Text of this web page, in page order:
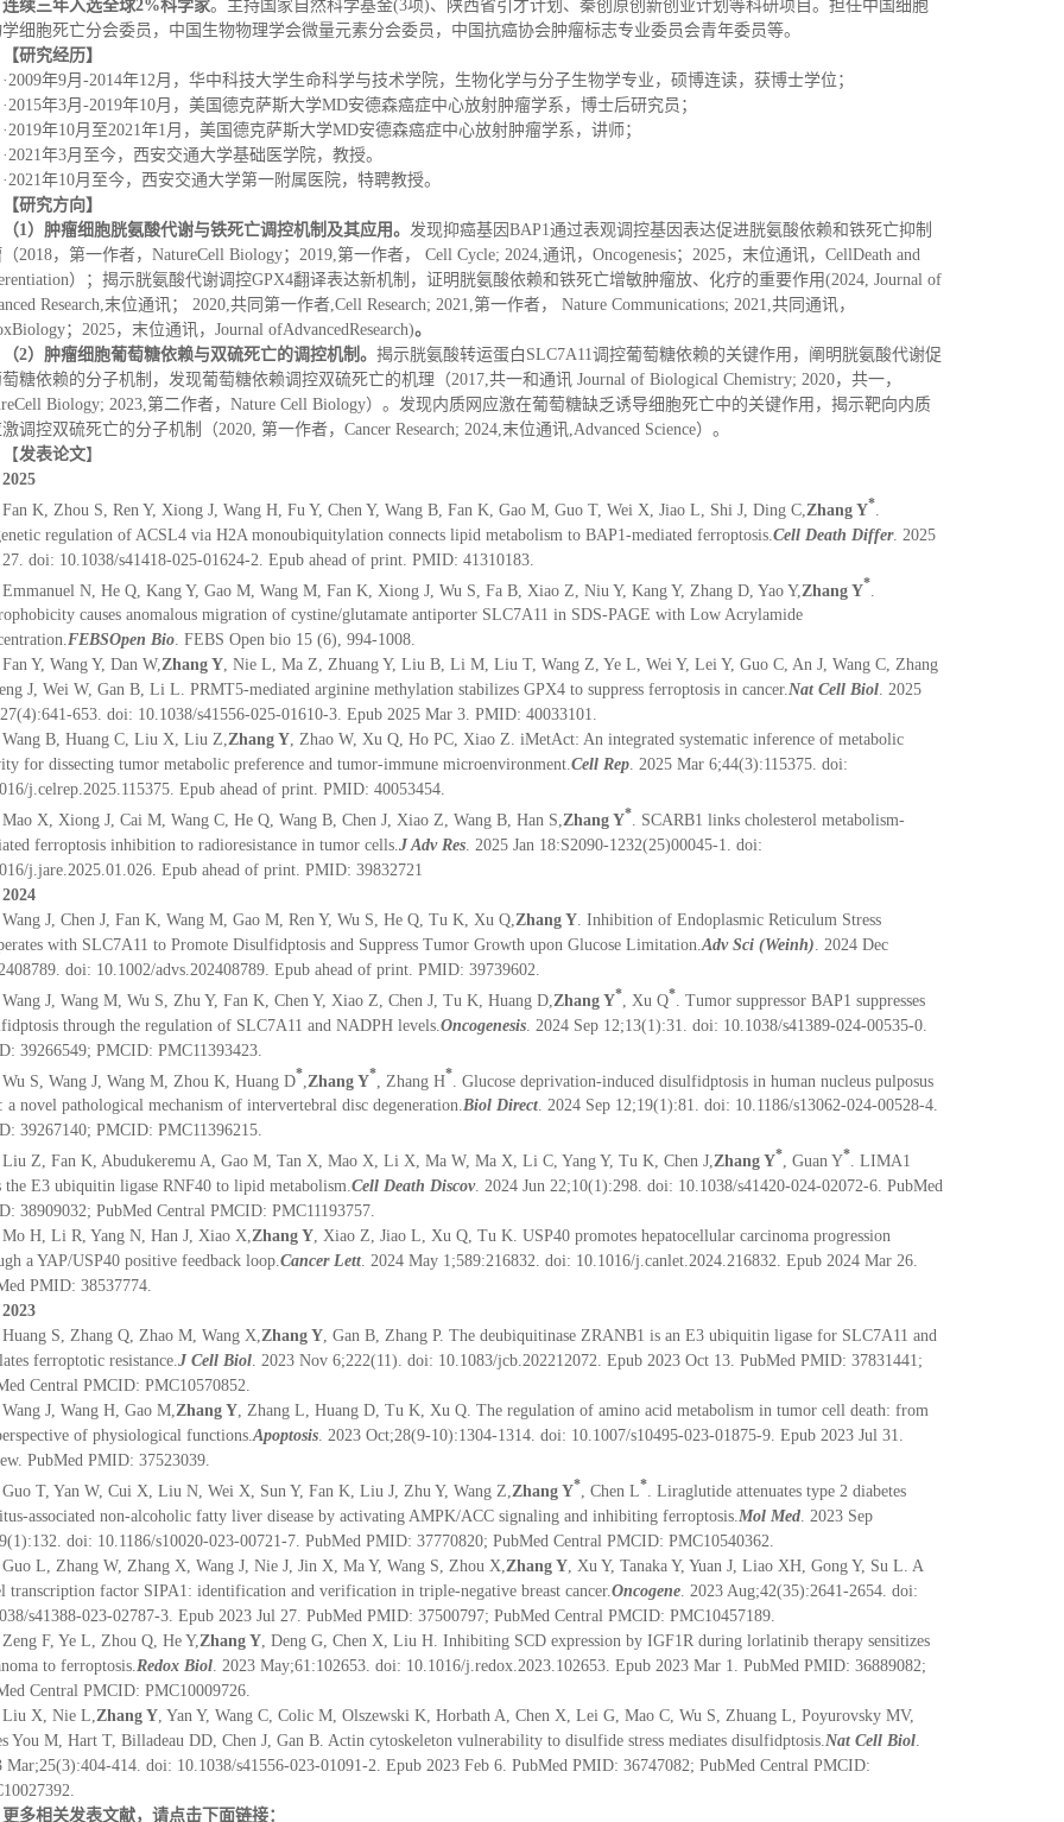
连续三年入选全球2%科学家。主持国家自然科学基金(3项)、陕西省引才计划、秦创原创新创业计划等科研项目。担任中国细胞
细胞死亡分会委员，中国生物物理学会微量元素分会委员，中国抗癌协会肿瘤标志专业委员会青年委员等。
【研究经历】
·2009年9月-2014年12月，华中科技大学生命科学与技术学院，生物化学与分子生物学专业，硕博连读，获博士学位；
·2015年3月-2019年10月，美国德克萨斯大学MD安德森癌症中心放射肿瘤学系，博士后研究员；
·2019年10月至2021年1月，美国德克萨斯大学MD安德森癌症中心放射肿瘤学系，讲师；
·2021年3月至今，西安交通大学基础医学院，教授。
·2021年10月至今，西安交通大学第一附属医院，特聘教授。
【研究方向】
（1）肿瘤细胞胱氨酸代谢与铁死亡调控机制及其应用。 发现抑癌基因BAP1通过表观调控基因表达促进胱氨酸依赖和铁死亡抑制
2018，第一作者，NatureCell Biology；2019,第一作者， Cell Cycle; 2024,通讯，Oncogenesis；2025，末位通讯，CellDeath and
）；揭示胱氨酸代谢调控GPX4翻译表达新机制，证明胱氨酸依赖和铁死亡增敏肿瘤放、化疗的重要作用(2024, Journal of
Research,末位通讯； 2020,共同第一作者,Cell Research; 2021,第一作者， Nature Communications; 2021,共同通讯，
；2025，末位通讯，Journal ofAdvancedResearch)。
（2）肿瘤细胞葡萄糖依赖与双硫死亡的调控机制。 揭示胱氨酸转运蛋白SLC7A11调控葡萄糖依赖的关键作用，阐明胱氨酸代谢促
糖依赖的分子机制，发现葡萄糖依赖调控双硫死亡的机理（2017,共一和通讯 Journal of Biological Chemistry; 2020，共一，
Biology; 2023,第二作者，Nature Cell Biology）。发现内质网应激在葡萄糖缺乏诱导细胞死亡中的关键作用，揭示靶向内质
调控双硫死亡的分子机制（2020, 第一作者，Cancer Research; 2024,末位通讯,Advanced Science）。
【发表论文】
2025
Fan K, Zhou S, Ren Y, Xiong J, Wang H, Fu Y, Chen Y, Wang B, Fan K, Gao M, Guo T, Wei X, Jiao L, Shi J, Ding C, Zhang Y*
regulation of ACSL4 via H2A monoubiquitylation connects lipid metabolism to BAP1-mediated ferroptosis. Cell Death Differ. 2025
doi: 10.1038/s41418-025-01624-2. Epub ahead of print. PMID: 41310183.
Emmanuel N, He Q, Kang Y, Gao M, Wang M, Fan K, Xiong J, Wu S, Fa B, Xiao Z, Niu Y, Kang Y, Zhang D, Yao Y, Zhang Y*
causes anomalous migration of cystine/glutamate antiporter SLC7A11 in SDS-PAGE with Low Acrylamide
FEBSOpen Bio. FEBS Open bio 15 (6), 994-1008.
Fan Y, Wang Y, Dan W,Zhang Y, Nie L, Ma Z, Zhuang Y, Liu B, Li M, Liu T, Wang Z, Ye L, Wei Y, Lei Y, Guo C, An J, Wang C, Zhang
J, Wei W, Gan B, Li L. PRMT5-mediated arginine methylation stabilizes GPX4 to suppress ferroptosis in cancer.Nat Cell Biol. 2025
653. doi: 10.1038/s41556-025-01610-3. Epub 2025 Mar 3. PMID: 40033101.
Wang B, Huang C, Liu X, Liu Z,Zhang Y, Zhao W, Xu Q, Ho PC, Xiao Z. iMetAct: An integrated systematic inference of metabolic
for dissecting tumor metabolic preference and tumor-immune microenvironment.Cell Rep. 2025 Mar 6;44(3):115375. doi:
j.celrep.2025.115375. Epub ahead of print. PMID: 40053454.
Mao X, Xiong J, Cai M, Wang C, He Q, Wang B, Chen J, Xiao Z, Wang B, Han S, Zhang Y* . SCARB1 links cholesterol metabolism-
ferroptosis inhibition to radioresistance in tumor cells. J Adv Res . 2025 Jan 18:S2090-1232(25)00045-1. doi:
j.jare.2025.01.026. Epub ahead of print. PMID: 39832721
2024
Wang J, Chen J, Fan K, Wang M, Gao M, Ren Y, Wu S, He Q, Tu K, Xu Q, Zhang Y . Inhibition of Endoplasmic Reticulum Stress
with SLC7A11 to Promote Disulfidptosis and Suppress Tumor Growth upon Glucose Limitation. Adv Sci (Weinh) . 2024 Dec
doi: 10.1002/advs.202408789. Epub ahead of print. PMID: 39739602.
Wang J, Wang M, Wu S, Zhu Y, Fan K, Chen Y, Xiao Z, Chen J, Tu K, Huang D, Zhang Y* , Xu Q* . Tumor suppressor BAP1 suppresses
through the regulation of SLC7A11 and NADPH levels. Oncogenesis . 2024 Sep 12;13(1):31. doi: 10.1038/s41389-024-00535-0.
39266549; PMCID: PMC11393423.
Wu S, Wang J, Wang M, Zhou K, Huang D* Zhang Y* , Zhang H* . Glucose deprivation-induced disulfidptosis in human nucleus pulposus
a novel pathological mechanism of intervertebral disc degeneration.Biol Direct. 2024 Sep 12;19(1):81. doi: 10.1186/s13062-024-00528-4.
39267140; PMCID: PMC11396215.
Liu Z, Fan K, Abudukeremu A, Gao M, Tan X, Mao X, Li X, Ma W, Ma X, Li C, Yang Y, Tu K, Chen J, Zhang Y* , Guan Y* . LIMA1
the E3 ubiquitin ligase RNF40 to lipid metabolism. Cell Death Discov. 2024 Jun 22;10(1):298. doi: 10.1038/s41420-024-02072-6. PubMed
38909032; PubMed Central PMCID: PMC11193757.
Mo H, Li R, Yang N, Han J, Xiao X, Zhang Y , Xiao Z, Jiao L, Xu Q, Tu K. USP40 promotes hepatocellular carcinoma progression
a YAP/USP40 positive feedback loop. Cancer Lett . 2024 May 1;589:216832. doi: 10.1016/j.canlet.2024.216832. Epub 2024 Mar 26.
PMID: 38537774.
2023
Huang S, Zhang Q, Zhao M, Wang X, Zhang Y , Gan B, Zhang P. The deubiquitinase ZRANB1 is an E3 ubiquitin ligase for SLC7A11 and
ferroptotic resistance. J Cell Biol . 2023 Nov 6;222(11). doi: 10.1083/jcb.202212072. Epub 2023 Oct 13. PubMed PMID: 37831441;
Central PMCID: PMC10570852.
Wang J, Wang H, Gao M, Zhang Y , Zhang L, Huang D, Tu K, Xu Q. The regulation of amino acid metabolism in tumor cell death: from
of physiological functions. Apoptosis . 2023 Oct;28(9-10):1304-1314. doi: 10.1007/s10495-023-01875-9. Epub 2023 Jul 31.
PubMed PMID: 37523039.
Guo T, Yan W, Cui X, Liu N, Wei X, Sun Y, Fan K, Liu J, Zhu Y, Wang Z, Zhang Y* , Chen L* . Liraglutide attenuates type 2 diabetes
associated non-alcoholic fatty liver disease by activating AMPK/ACC signaling and inhibiting ferroptosis. Mol Med . 2023 Sep
doi: 10.1186/s10020-023-00721-7. PubMed PMID: 37770820; PubMed Central PMCID: PMC10540362.
Guo L, Zhang W, Zhang X, Wang J, Nie J, Jin X, Ma Y, Wang S, Zhou X, Zhang Y , Xu Y, Tanaka Y, Yuan J, Liao XH, Gong Y, Su L. A
transcription factor SIPA1: identification and verification in triple-negative breast cancer. Oncogene . 2023 Aug;42(35):2641-2654. doi:
s41388-023-02787-3. Epub 2023 Jul 27. PubMed PMID: 37500797; PubMed Central PMCID: PMC10457189.
Zeng F, Ye L, Zhou Q, He Y, Zhang Y , Deng G, Chen X, Liu H. Inhibiting SCD expression by IGF1R during lorlatinib therapy sensitizes
to ferroptosis. Redox Biol . 2023 May;61:102653. doi: 10.1016/j.redox.2023.102653. Epub 2023 Mar 1. PubMed PMID: 36889082;
Central PMCID: PMC10009726.
Liu X, Nie L, Zhang Y , Yan Y, Wang C, Colic M, Olszewski K, Horbath A, Chen X, Lei G, Mao C, Wu S, Zhuang L, Poyurovsky MV,
You M, Hart T, Billadeau DD, Chen J, Gan B. Actin cytoskeleton vulnerability to disulfide stress mediates disulfidptosis. Nat Cell Biol
Mar;25(3):404-414. doi: 10.1038/s41556-023-01091-2. Epub 2023 Feb 6. PubMed PMID: 36747082; PubMed Central PMCID:
更多相关发表文献，请点击下面链接：